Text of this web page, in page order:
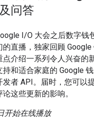
问答
I/O 大会之后数字钱
直播，独家回顾
点介绍一系列令人兴奋的
和适合家庭的 Google
者 API。届时，您可以
这些更新的影响。
开始在线播放